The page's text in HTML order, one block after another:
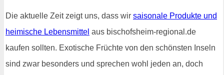
Die aktuelle Zeit zeigt uns, dass wir saisonale Produkte und
heimische Lebensmittel aus bischofsheim-regional.de
kaufen sollten. Exotische Früchte von den schönsten Inseln
sind zwar besonders und sprechen wohl jeden an, doch